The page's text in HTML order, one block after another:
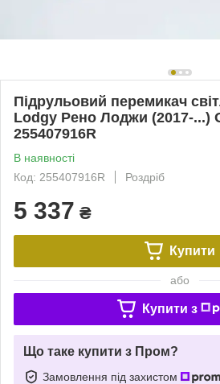
Підрульовий перемикач
Lodgy Рено Лоджи (2017-...)
255407916R
В наявності
Код: 255407916R
Роздріб
5 337 ₴
Купити
або
Купити з
Що таке купити з Пром?
Замовлення під захистом